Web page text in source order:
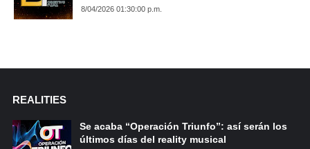
8/04/2026 01:30:00 p.m.
REALITIES
Se acaba “Operación Triunfo”: así serán los
últimos días del reality musical